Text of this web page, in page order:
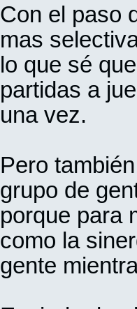
Con el paso
mas
lo que sé
partidas a
una vez.
Pero
grupo de
porque para
como la
gente